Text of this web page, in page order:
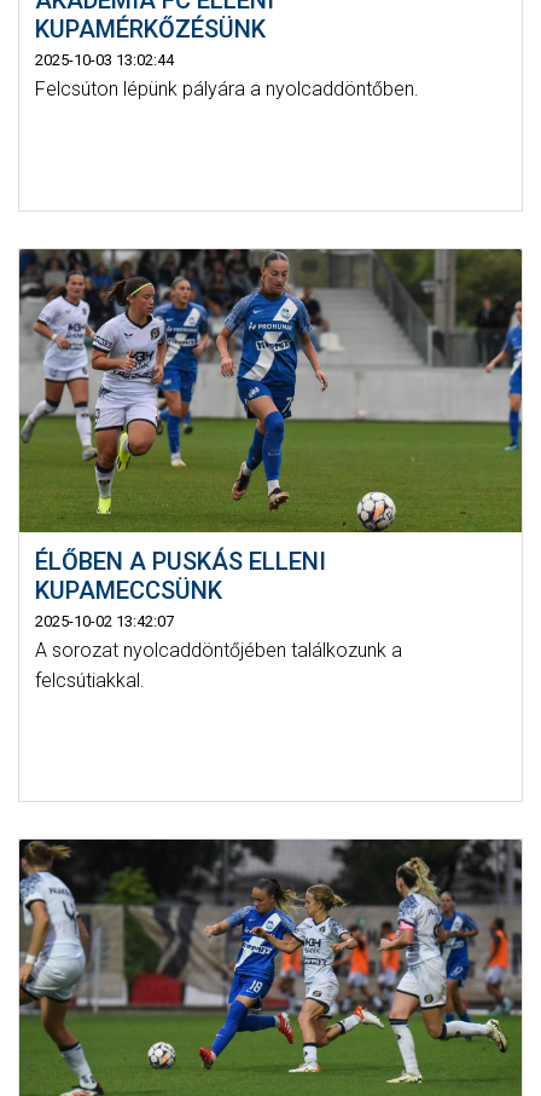
KUPAMÉRKŐZÉSÜNK
2025-10-03 13:02:44
Felcsúton lépünk pályára a nyolcaddöntőben.
ÉLŐBEN A PUSKÁS ELLENI
KUPAMECCSÜNK
2025-10-02 13:42:07
A sorozat nyolcaddöntőjében találkozunk a
felcsútiakkal.